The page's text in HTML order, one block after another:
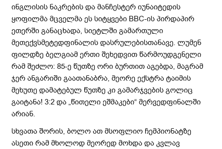
ინგლისის ნაკრების და მანჩესტერ იუნაიტედის
ყოფილმა მცველმა ეს სიტყვები BBC-ის პირდაპირ
ეთერში განაცხადა, სიეტლში გამართული
მეთექვსმეტედფინალის დასრულებისთანავე. ლუმენ
ფილდზე ბელგიამ ერთი შეხედვით წარმოუდგენელი
რამ შეძლო: 85-ე წუთზე ორი ბურთით აგებდა, მაგრამ
ჯერ ანგარიში გაათანაბრა, მეორე ექსტრა ტაიმის
მეხუთე დამატებულ წუთზე კი გამარჯვების გოლიც
გაიტანა! 3:2 და „წითელი ეშმაკები“ მერვედფინალში
არიან.
სხვათა შორის, ბოლო ათ მსოფლიო ჩემპიონატზე
ასეთი რამ მხოლოდ მეორედ მოხდა და კვლავ